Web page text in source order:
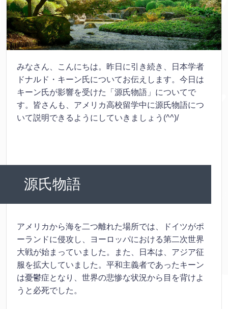
みなさん、こんにちは。昨日に引き続き、日本学者
ドナルド・キーン氏についてお伝えします。今日は
キーン氏が影響を受けた「源氏物語」についてで
す。皆さんも、アメリカ高校留学中に源氏物語につ
いて説明できるようにしていきましょう(^^)/
源氏物語
アメリカから海を二つ離れた場所では、ドイツがポ
ーランドに侵攻し、ヨーロッパにおける第二次世界
大戦が始まっていました。また、日本は、アジア征
服を拡大していました。平和主義者であったキーン
は憂鬱症となり、世界の悲惨な状況から目を背けよ
うと必死でした。